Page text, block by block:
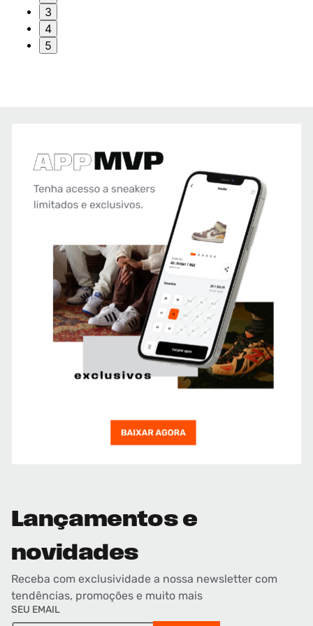
3
4
5
Lançamentos e
novidades
Receba com exclusividade a nossa newsletter com
tendências, promoções e muito mais
SEU EMAIL